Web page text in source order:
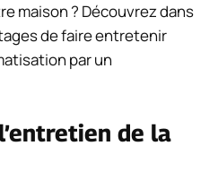
maison ? Découvrez dans
de faire entretenir
par un
de la